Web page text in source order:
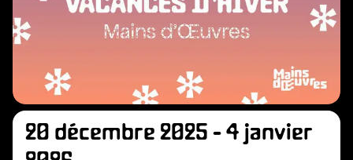
20 décembre 2025 - 4 janvier